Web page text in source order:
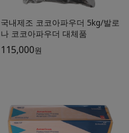
국내제조 코코아파우더 5kg/발로
나 코코아파우더 대체품
115,000원